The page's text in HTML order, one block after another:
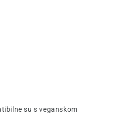
su s veganskom